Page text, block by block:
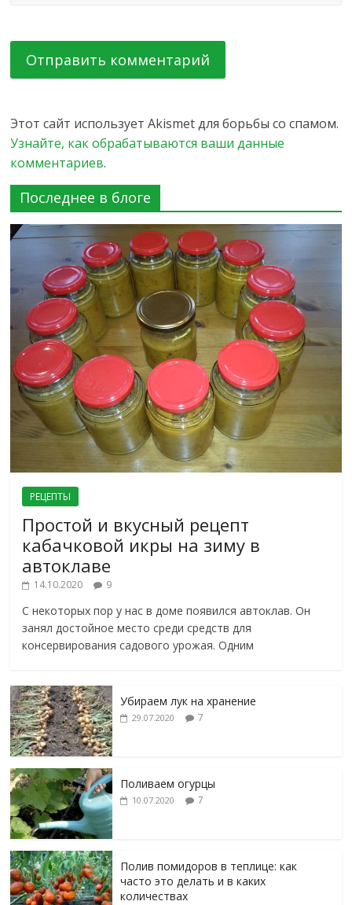
Этот сайт использует Akismet для борьбы со спамом.
Узнайте, как обрабатываются ваши данные
комментариев.
Последнее в блоге
РЕЦЕПТЫ
Простой и вкусный рецепт
кабачковой икры на зиму в
автоклаве
14.10.2020 9
С некоторых пор у нас в доме появился автоклав. Он
занял достойное место среди средств для
консервирования садового урожая. Одним
Убираем лук на хранение
29.07.2020 7
Поливаем огурцы
10.07.2020 7
Полив помидоров в теплице: как
часто это делать и в каких
количествах